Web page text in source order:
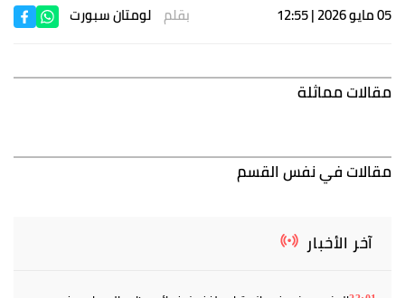
05 مايو 2026 | 12:55 بقلم لومتان سبورت
مقالات مماثلة
مقالات في نفس القسم
آخر الأخبار